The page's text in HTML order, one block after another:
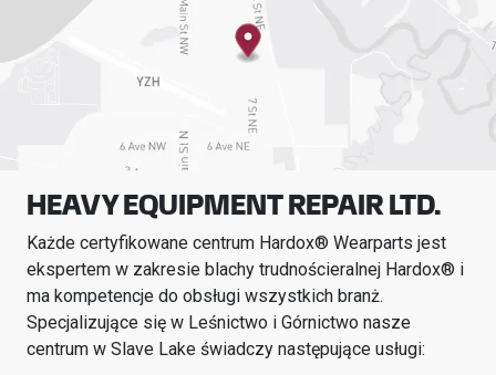
HEAVY EQUIPMENT REPAIR LTD.
Każde certyfikowane centrum Hardox® Wearparts jest
ekspertem w zakresie blachy trudnościeralnej Hardox® i
ma kompetencje do obsługi wszystkich branż.
Specjalizujące się w Leśnictwo i Górnictwo nasze
centrum w Slave Lake świadczy następujące usługi: